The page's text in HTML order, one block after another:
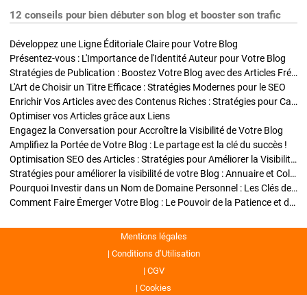
12 conseils pour bien débuter son blog et booster son trafic
Développez une Ligne Éditoriale Claire pour Votre Blog
Présentez-vous : L'Importance de l'Identité Auteur pour Votre Blog
Stratégies de Publication : Boostez Votre Blog avec des Articles Fréquents et Exclusifs
L'Art de Choisir un Titre Efficace : Stratégies Modernes pour le SEO
Enrichir Vos Articles avec des Contenus Riches : Stratégies pour Captiver et Optimiser
Optimiser vos Articles grâce aux Liens
Engagez la Conversation pour Accroître la Visibilité de Votre Blog
Amplifiez la Portée de Votre Blog : Le partage est la clé du succès !
Optimisation SEO des Articles : Stratégies pour Améliorer la Visibilité de Votre Blog
Stratégies pour améliorer la visibilité de votre Blog : Annuaire et Collaborations
Pourquoi Investir dans un Nom de Domaine Personnel : Les Clés de la Réussite de Votre Blog
Comment Faire Émerger Votre Blog : Le Pouvoir de la Patience et de la Persévérance
Mentions légales
Conditions d’Utilisation
CGV
Cookies